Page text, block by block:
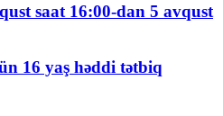
saat 16:00-dan 5 avqust
16 yaş həddi tətbiq